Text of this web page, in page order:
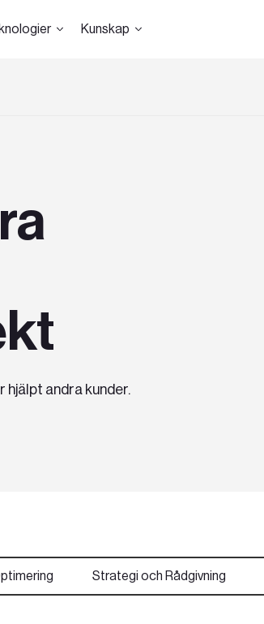
Kunskap
hjälpt andra kunder.
Strategi och Rådgivning